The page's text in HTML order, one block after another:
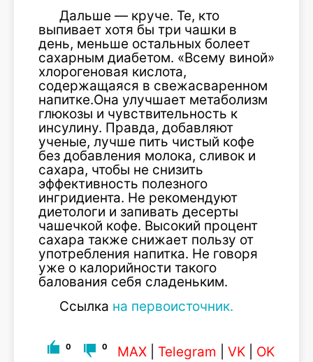
Дальше — круче. Те, кто
выпивает хотя бы три чашки в
день, меньше остальных болеет
сахарным диабетом. «Всему виной»
хлорогеновая кислота,
содержащаяся в свежасваренном
напитке.Она улучшает метаболизм
глюкозы и чувствительность к
инсулину. Правда, добавляют
ученые, лучше пить чистый кофе
без добавления молока, сливок и
сахара, чтобы не снизить
эффективность полезного
ингридиента. Не рекомендуют
диетологи и запивать десерты
чашечкой кофе. Высокий процент
сахара также снижает пользу от
употребления напитка. Не говоря
уже о калорийности такого
балования себя сладеньким.
Ссылка на первоисточник.
0 0 MAX Telegram VK OK